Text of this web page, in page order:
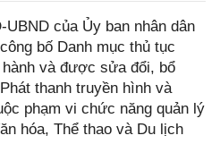
của Ủy ban nhân dân
bố Danh mục thủ tục
và được sửa đổi, bổ
thanh truyền hình và
phạm vi chức năng quản lý
hóa, Thể thao và Du lịch